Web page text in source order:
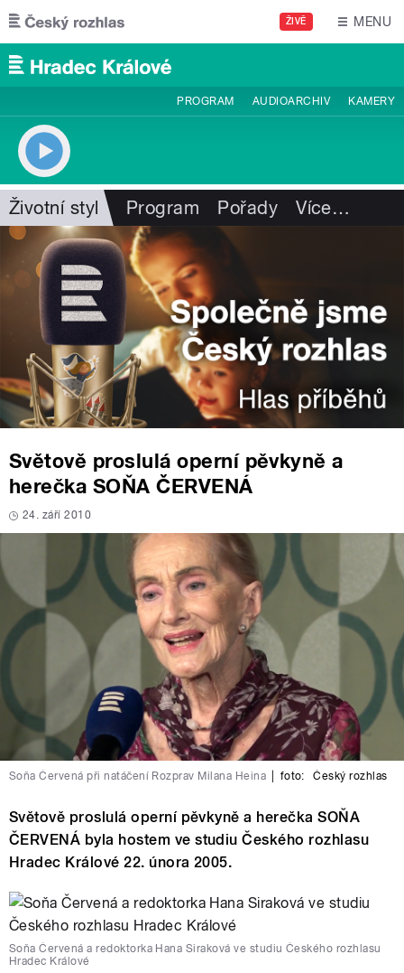
Přejít k hlavnímu obsahu
ŽIVĚ MENU
PROGRAM AUDIOARCHIV KAMERY
Životní styl Program Pořady Více…
Světově proslulá operní pěvkyně a
herečka SOŇA ČERVENÁ
24. září 2010
Soňa Červená při natáčení Rozprav Milana Heina foto: Český rozhlas
Světově proslulá operní pěvkyně a herečka SOŇA
ČERVENÁ byla hostem ve studiu Českého rozhlasu
Hradec Králové 22. února 2005.
Soňa Červená a redoktorka Hana Siraková ve studiu Českého rozhlasu
Hradec Králové